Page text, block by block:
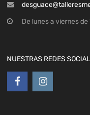
De lunes a viernes
NUESTRAS REDES